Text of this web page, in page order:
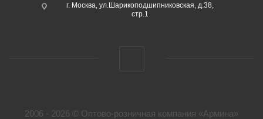
г. Москва, ул.Шарикоподшипниковская, д.38,
стр.1
2006 - 2026 © Оптово-розничная компания «Армина»